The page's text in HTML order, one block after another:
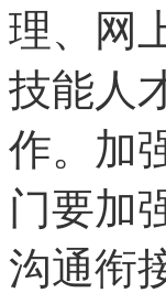
理、网
技能人
作。加
门要加
沟通衔